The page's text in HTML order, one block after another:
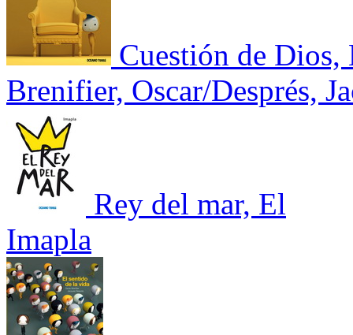
Cuestión de Dios,
Brenifier, Oscar/Després,
Rey del mar, El
Imapla